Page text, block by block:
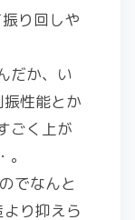
り回しや
だか、い
性能とか
ごく上が
でなんと
り抑えら